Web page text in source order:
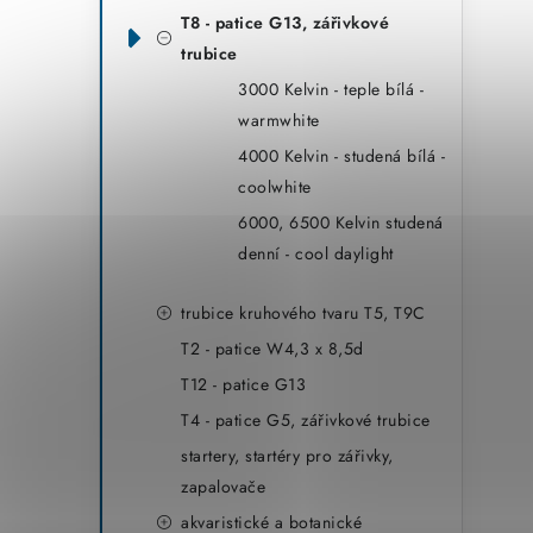
T8 - patice G13, zářivkové
trubice
3000 Kelvin - teple bílá -
warmwhite
4000 Kelvin - studená bílá -
coolwhite
6000, 6500 Kelvin studená
denní - cool daylight
trubice kruhového tvaru T5, T9C
T2 - patice W4,3 x 8,5d
T12 - patice G13
T4 - patice G5, zářivkové trubice
startery, startéry pro zářivky,
zapalovače
akvaristické a botanické